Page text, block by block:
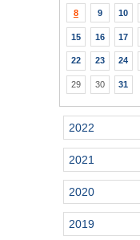
8 9 10
15 16 17
22 23 24
29 30 31
2022
2021
2020
2019